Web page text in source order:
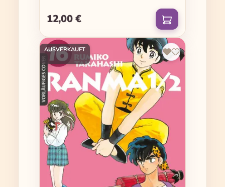
Regulärer Preis:
12,00 €
AUSVERKAUFT